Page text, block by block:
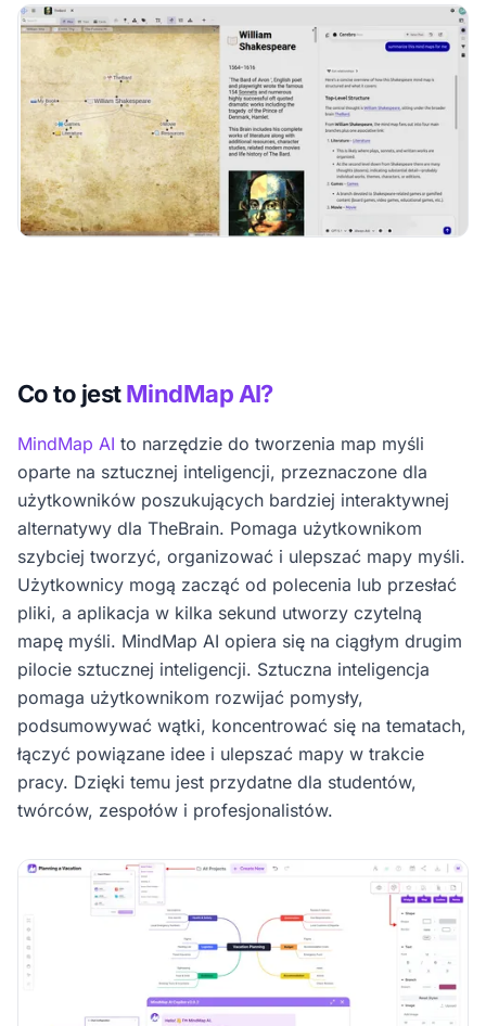
Co to jestMindMap AI?
MindMap AI to narzędzie do tworzenia map myśli
oparte na sztucznej inteligencji, przeznaczone dla
użytkowników poszukujących bardziej interaktywnej
alternatywy dla TheBrain. Pomaga użytkownikom
szybciej tworzyć, organizować i ulepszać mapy myśli.
Użytkownicy mogą zacząć od polecenia lub przesłać
pliki, a aplikacja w kilka sekund utworzy czytelną
mapę myśli. MindMap AI opiera się na ciągłym drugim
pilocie sztucznej inteligencji. Sztuczna inteligencja
pomaga użytkownikom rozwijać pomysły,
podsumowywać wątki, koncentrować się na tematach,
łączyć powiązane idee i ulepszać mapy w trakcie
pracy. Dzięki temu jest przydatne dla studentów,
twórców, zespołów i profesjonalistów.